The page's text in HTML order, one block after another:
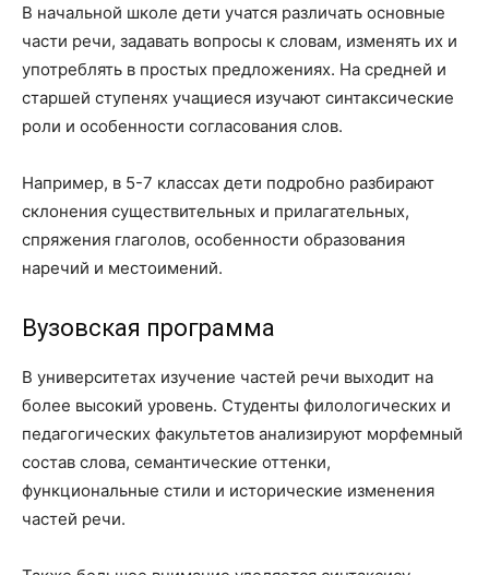
В начальной школе дети учатся различать основные
части речи, задавать вопросы к словам, изменять их и
употреблять в простых предложениях. На средней и
старшей ступенях учащиеся изучают синтаксические
роли и особенности согласования слов.
Например, в 5-7 классах дети подробно разбирают
склонения существительных и прилагательных,
спряжения глаголов, особенности образования
наречий и местоимений.
Вузовская программа
В университетах изучение частей речи выходит на
более высокий уровень. Студенты филологических и
педагогических факультетов анализируют морфемный
состав слова, семантические оттенки,
функциональные стили и исторические изменения
частей речи.